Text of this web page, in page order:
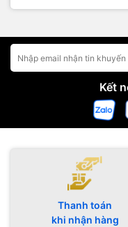
Kết
Thanh toán
khi nhận hàng